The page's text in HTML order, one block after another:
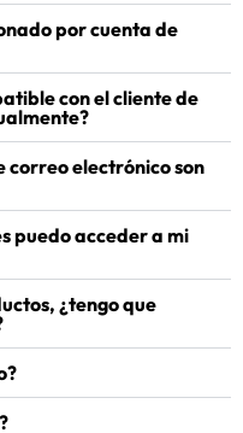
por cuenta de
con el cliente de
correo electrónico son
puedo acceder a mi
¿tengo que